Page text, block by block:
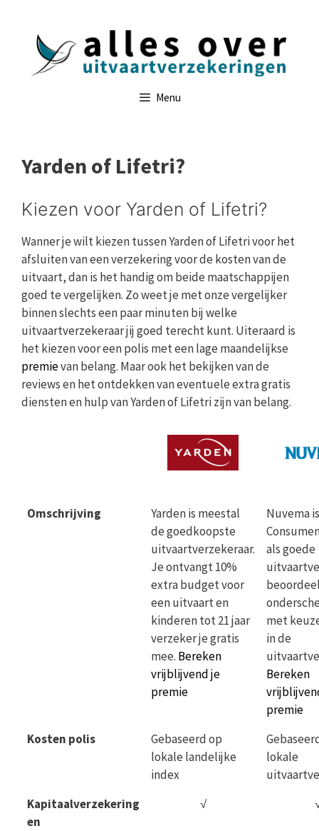
Menu
Yarden of Lifetri?
Kiezen voor Yarden of Lifetri?
Wanner je wilt kiezen tussen Yarden of Lifetri voor het
afsluiten van een verzekering voor de kosten van de
uitvaart, dan is het handig om beide maatschappijen
goed te vergelijken. Zo weet je met onze vergelijker
binnen slechts een paar minuten bij welke
uitvaartverzekeraar jij goed terecht kunt. Uiteraard is
het kiezen voor een polis met een lage maandelijkse
premievan belang. Maar ook het bekijken van de
reviews en het ontdekken van eventuele extra gratis
diensten en hulp van Yarden of Lifetri zijn van belang.
Omschrijving
Yarden is meestal
de goedkoopste
uitvaartverzekeraar.
Je ontvangt 10%
extra budget voor
een uitvaart en
kinderen tot 21 jaar
verzeker je gratis
mee. Bereken
vrijblijvend je
premie
Nuvema
als goede
met
in de
Bereken
premie
Kosten polis
Gebaseerd op
lokale landelijke
index
lokale
Kapitaalverzekering
en
√